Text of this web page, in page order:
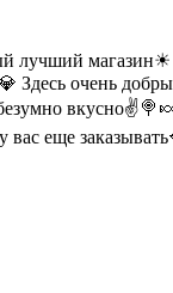
лучший
Здесь очень
вас еще